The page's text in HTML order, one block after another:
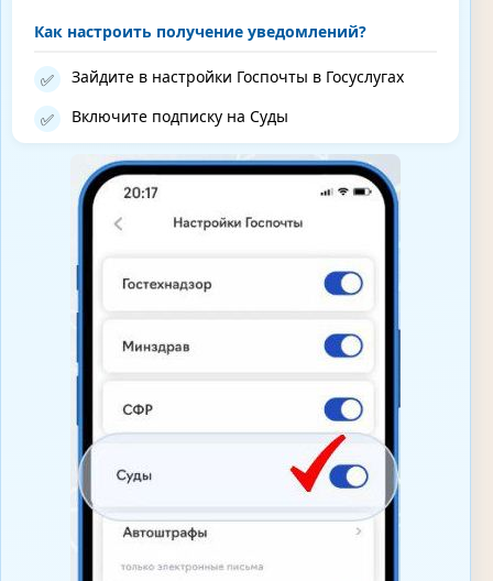
Как настроить получение уведомлений?
✅ Зайдите в настройки Госпочты в Госуслугах
✅ Включите подписку на Суды